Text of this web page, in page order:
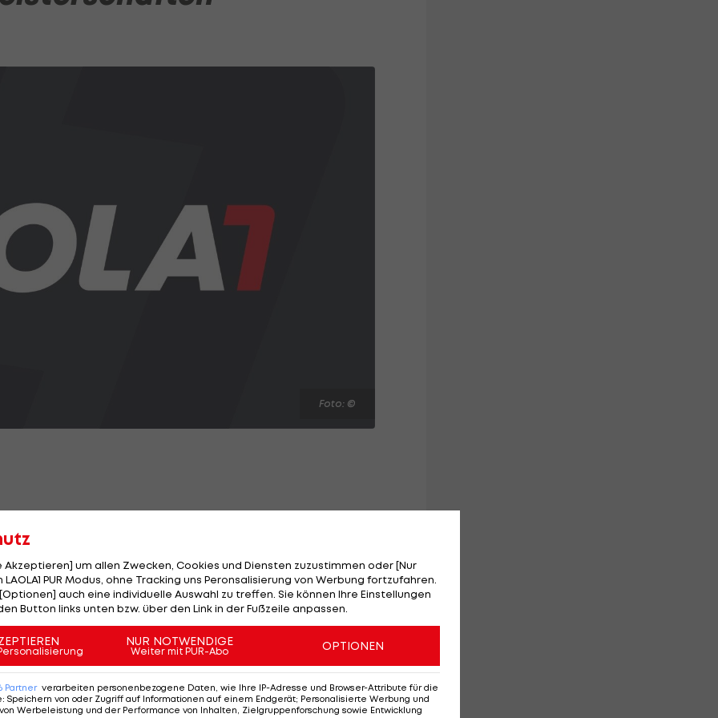
Foto: ©
Ofner. Der Top-Gesetzte Novak bezwingt Lenny
gewinnt gegen Lucas Miedler mit 6:2, 6:2.
und Sinja Kraus ihre Finaltickets gegen Mira Antonitsch
statt, LAOLA1 überträgt im LIVE-Stream.
Akzeptieren] um allen Zwecken, Cookies und Diensten zuzustimmen oder [Nur
PUR Modus, ohne Tracking uns Peronsalisierung von Werbung fortzufahren.
auch eine individuelle Auswahl zu treffen. Sie können Ihre Einstellungen
Button links unten bzw. über den Link in der Fußzeile anpassen.
NUR NOTWENDIGE
Weiter mit PUR-Abo OPTIONEN
Partner verarbeiten personenbezogene Daten, wie Ihre IP-Adresse und Browser-Attribute für die
: Speichern von oder Zugriff auf Informationen auf einem Endgerät; Personalisierte Werbung und
Werbeleistung und der Performance von Inhalten, Zielgruppenforschung sowie Entwicklung